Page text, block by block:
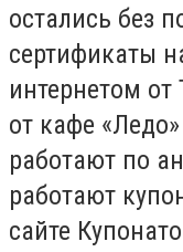
остались без
сертификаты
интернетом от
от кафе
работают по
работают
сайте